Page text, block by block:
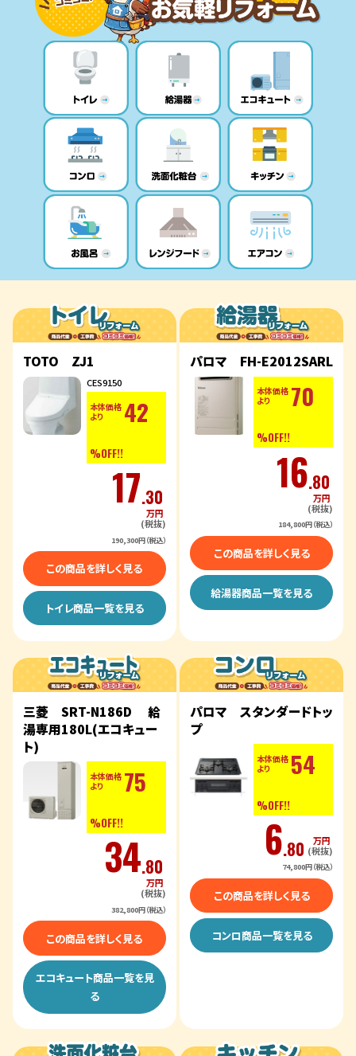
TOTO ZJ1
CES9150
本体価格
より
42
%OFF!!
17.30
万円
(税抜)
190,300円（税込）
この商品を詳しく見る
トイレ商品一覧を見る
パロマ FH-E2012SARL
本体価格
より
70
%OFF!!
16.80
万円
(税抜)
184,800円（税込）
この商品を詳しく見る
給湯器商品一覧を見る
三菱 SRT-N186D 給
湯専用180L(エコキュー
ト)
本体価格
より
75
%OFF!!
34.80
万円
(税抜)
382,800円（税込）
この商品を詳しく見る
エコキュート商品一覧を見
る
パロマ スタンダードトッ
プ
本体価格
より
54
%OFF!!
6.80
万円
(税抜)
74,800円（税込）
この商品を詳しく見る
コンロ商品一覧を見る